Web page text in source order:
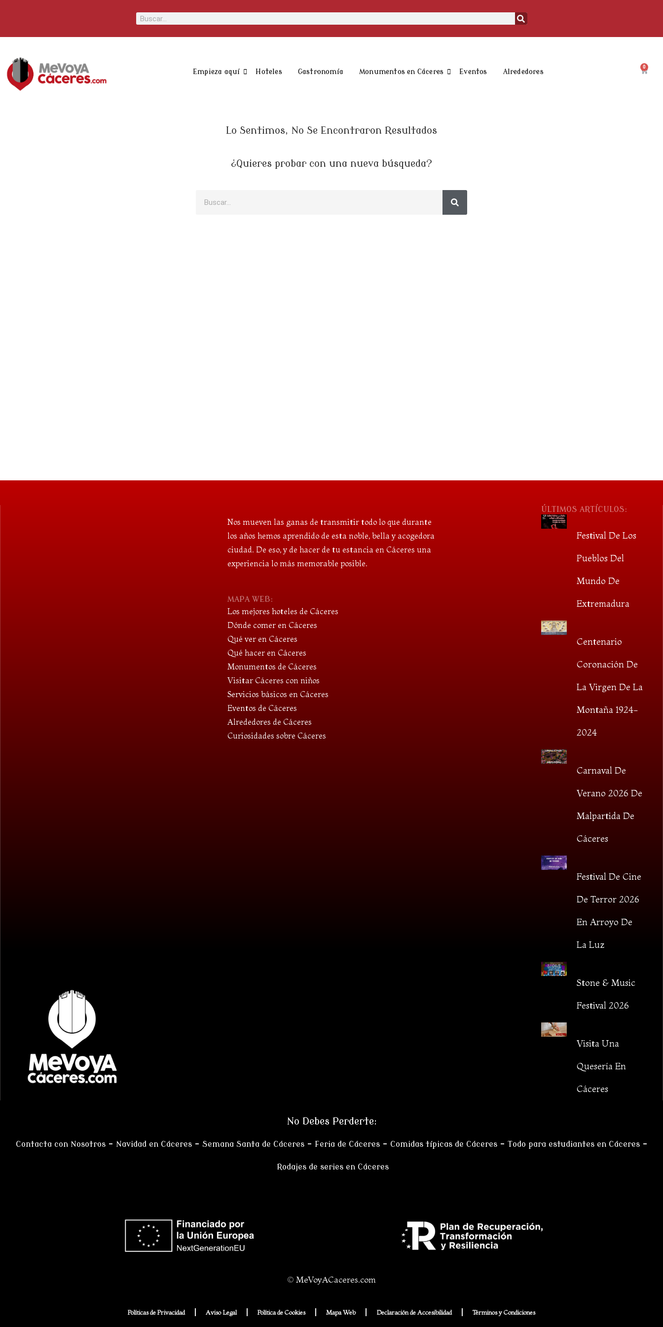
Buscar
Empieza aquí Hoteles Gastronomía Monumentos en Cáceres Eventos Alrededores
0
Lo Sentimos, No Se Encontraron Resultados
¿Quieres probar con una nueva búsqueda?
Buscar
Nos mueven las ganas de transmitir todo lo que durante
los años hemos aprendido de esta noble, bella y acogedora
ciudad. De eso, y de hacer de tu estancia en Cáceres una
experiencia lo más memorable posible.
MAPA WEB:
Los mejores hoteles de Cáceres
Dónde comer en Cáceres
Qué ver en Cáceres
Qué hacer en Cáceres
Monumentos de Cáceres
Visitar Cáceres con niños
Servicios básicos en Cáceres
Eventos de Cáceres
Alrededores de Cáceres
Curiosidades sobre Cáceres
ÚLTIMOS ARTÍCULOS:
Festival De Los
Pueblos Del
Mundo De
Extremadura
Centenario
Coronación De
La Virgen De La
Montaña 1924-
2024
Carnaval De
Verano 2026 De
Malpartida De
Cáceres
Festival De Cine
De Terror 2026
En Arroyo De
La Luz
Stone & Music
Festival 2026
Visita Una
Quesería En
Cáceres
No Debes Perderte:
Contacta con Nosotros– Navidad en Cáceres– Semana Santa de Cáceres– Feria de Cáceres – Comidas típicas de Cáceres– Todo para estudiantes en Cáceres–
Rodajes de series en Cáceres
© MeVoyACaceres.com
Políticas de Privacidad Aviso Legal Política de Cookies Mapa Web Declaración de Accesibilidad Términos y Condiciones